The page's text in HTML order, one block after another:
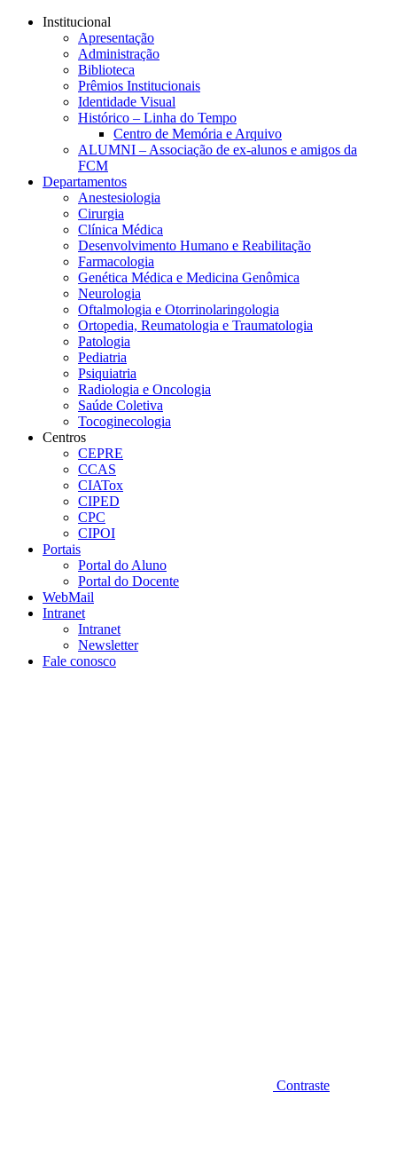
Conteúdo principal
Institucional
Apresentação
Administração
Biblioteca
Prêmios Institucionais
Identidade Visual
Histórico – Linha do Tempo
Centro de Memória e Arquivo
ALUMNI – Associação de ex-alunos e amigos da
FCM
Departamentos
Anestesiologia
Cirurgia
Clínica Médica
Desenvolvimento Humano e Reabilitação
Farmacologia
Genética Médica e Medicina Genômica
Neurologia
Oftalmologia e Otorrinolaringologia
Ortopedia, Reumatologia e Traumatologia
Patologia
Pediatria
Psiquiatria
Radiologia e Oncologia
Saúde Coletiva
Tocoginecologia
Centros
CEPRE
CCAS
CIATox
CIPED
CPC
CIPOI
Portais
Portal do Aluno
Portal do Docente
WebMail
Intranet
Intranet
Newsletter
Fale conosco
Contraste